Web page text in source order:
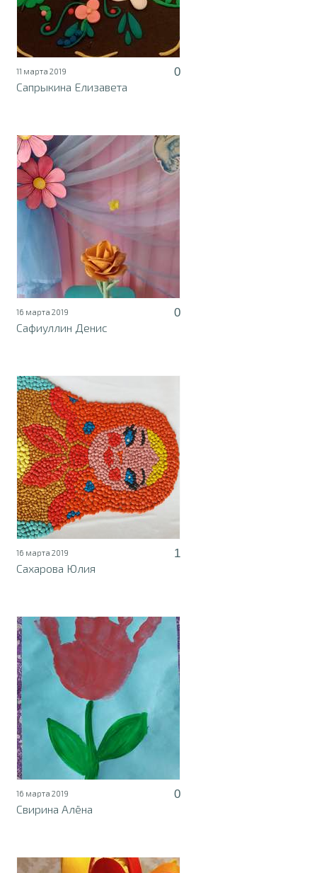
11 марта 2019
0
Сапрыкина Елизавета
16 марта 2019
0
Сафиуллин Денис
16 марта 2019
1
Сахарова Юлия
16 марта 2019
0
Свирина Алёна